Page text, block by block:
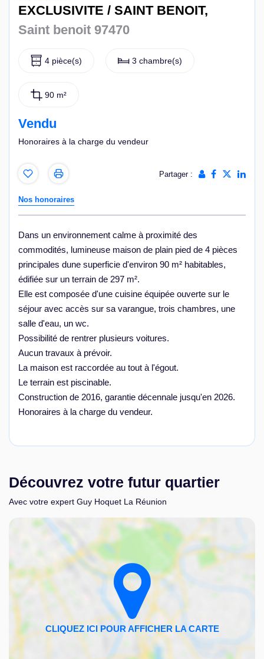
EXCLUSIVITE / SAINT BENOIT,
Saint benoit 97470
4 pièce(s) 3 chambre(s)
90 m²
Vendu
Honoraires à la charge du vendeur
Partager :
Nos honoraires
Dans un environnement calme à proximité des
commodités, lumineuse maison de plain pied de 4 pièces
principales dune superficie d'environ 90 m² habitables,
édifiée sur un terrain de 297 m².
Elle est composée d'une cuisine équipée ouverte sur le
séjour avec accès sur sa varangue, trois chambres, une
salle d'eau, un wc.
Possibilité de rentrer plusieurs voitures.
Aucun travaux à prévoir.
La maison est raccordée au tout à l'égout.
Le terrain est piscinable.
Construction de 2016, garantie décennale jusqu'en 2026.
Honoraires à la charge du vendeur.
Découvrez votre futur quartier
Avec votre expert Guy Hoquet La Réunion